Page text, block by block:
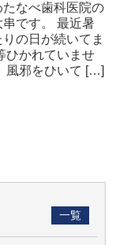
なべ歯科医院の
です。 最近暑
の日が続いてま
ひかれていませ
風邪をひいて […]
一覧